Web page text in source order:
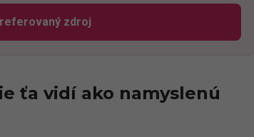
zdroj
Odzadu, odkaz sa otvorí v novom okne
ťa vidí ako namyslenú